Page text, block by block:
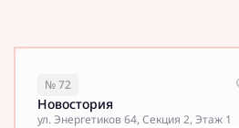
№ 72
Новостория
ул. Энергетиков 64, Секция 2, Этаж 1